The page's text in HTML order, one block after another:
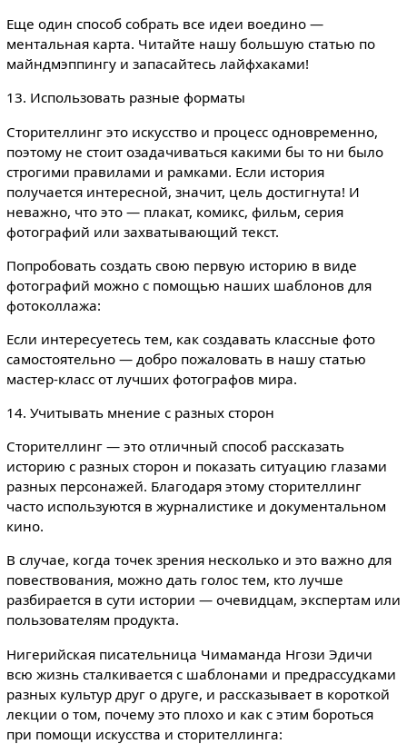
Еще один способ собрать все идеи воедино —
ментальная карта. Читайте нашу большую статью по
майндмэппингу и запасайтесь лайфхаками!
13. Использовать разные форматы
Сторителлинг это искусство и процесс одновременно,
поэтому не стоит озадачиваться какими бы то ни было
строгими правилами и рамками. Если история
получается интересной, значит, цель достигнута! И
неважно, что это — плакат, комикс, фильм, серия
фотографий или захватывающий текст.
Попробовать создать свою первую историю в виде
фотографий можно с помощью наших шаблонов для
фотоколлажа:
Если интересуетесь тем, как создавать классные фото
самостоятельно — добро пожаловать в нашу статью
мастер-класс от лучших фотографов мира.
14. Учитывать мнение с разных сторон
Сторителлинг — это отличный способ рассказать
историю с разных сторон и показать ситуацию глазами
разных персонажей. Благодаря этому сторителлинг
часто используются в журналистике и документальном
кино.
В случае, когда точек зрения несколько и это важно для
повествования, можно дать голос тем, кто лучше
разбирается в сути истории — очевидцам, экспертам или
пользователям продукта.
Нигерийская писательница Чимаманда Нгози Эдичи
всю жизнь сталкивается с шаблонами и предрассудками
разных культур друг о друге, и рассказывает в короткой
лекции о том, почему это плохо и как с этим бороться
при помощи искусства и сторителлинга: